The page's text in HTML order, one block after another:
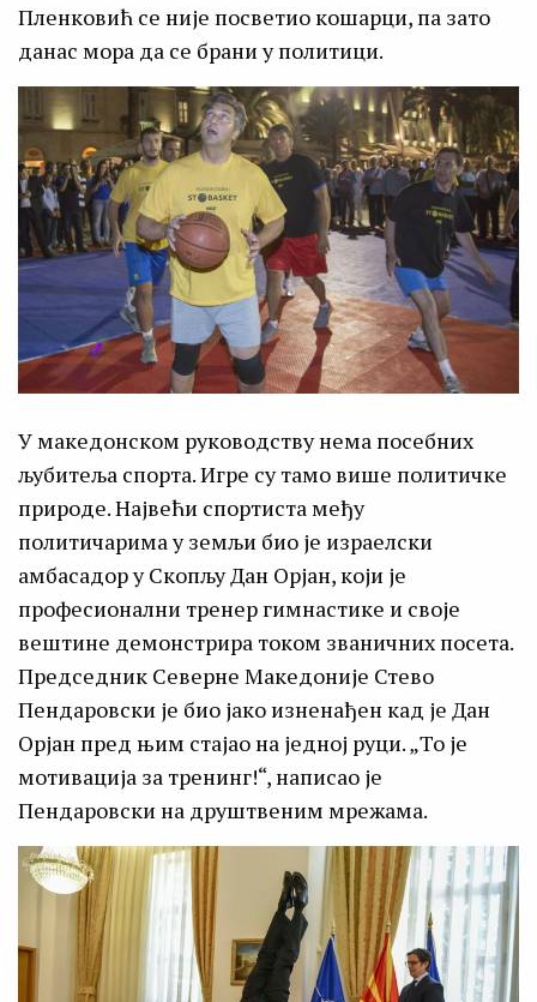
Пленковић се није посветио кошарци, па зато
данас мора да се брани у политици.
У македонском руководству нема посебних
љубитеља спорта. Игре су тамо више политичке
природе. Највећи спортиста међу
политичарима у земљи био је израелски
амбасадор у Скопљу Дан Орјан, који је
професионални тренер гимнастике и своје
вештине демонстрира током званичних посета.
Председник Северне Македоније Стево
Пендаровски је био јако изненађен кад је Дан
Орјан пред њим стајао на једној руци. „То је
мотивација за тренинг!“, написао је
Пендаровски на друштвеним мрежама.